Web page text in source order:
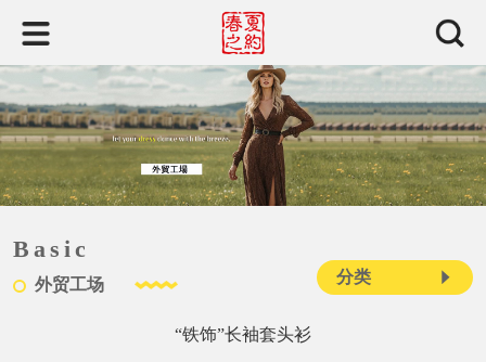
Basic
外贸工场 分类
“铁饰”长袖套头衫